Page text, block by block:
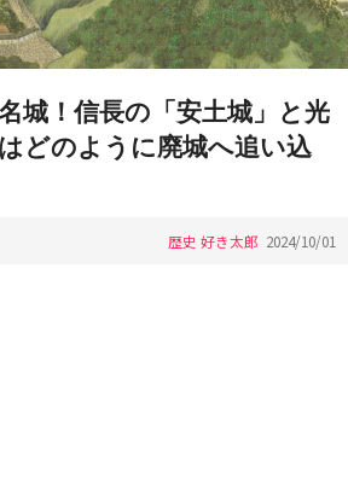
城！信長の「安土城」と光
どのように廃城へ追い込
歴史 好き太郎 2024/10/01